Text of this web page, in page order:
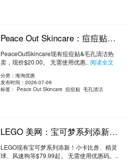
Peace Out Skincare：痘痘贴&毛孔清洁热卖 痘痘贴$19起 $20
PeaceOutSkincare现有痘痘贴&毛孔清洁热
卖，现价$20.00。 无需使用优惠..阅读全文
分类：海淘优惠
发布时间：2026-07-09
标签： Peace Out Skincare 痘痘贴 毛孔清洁
LEGO 美网：宝可梦系列添新！小卡比兽、精灵球、风速狗等 $79.99起
LEGO现有宝可梦系列添新！小卡比兽、精灵
球、风速狗等$79.99起。 无需使用优惠码。..